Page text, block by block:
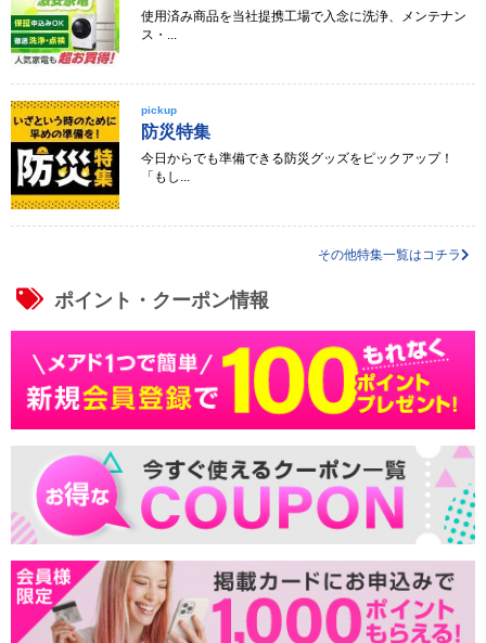
使用済み商品を当社提携工場で入念に洗浄、メンテナン
ス・...
pickup
防災特集
今日からでも準備できる防災グッズをピックアップ！
「もし...
その他特集一覧はコチラ
ポイント・クーポン情報